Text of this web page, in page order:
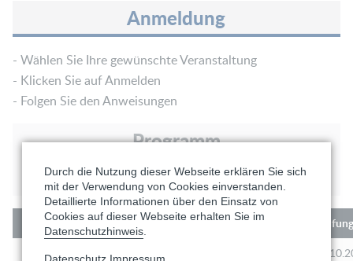
Anmeldung
- Wählen Sie Ihre gewünschte Veranstaltung
- Klicken Sie auf Anmelden
- Folgen Sie den Anweisungen
Programm
Ziele & Zielgruppe
Kurs-Nr. Schulung
Prüfung
RT-FDI-26-369
Durch die Nutzung dieser Webseite erklären Sie sich
mit der Verwendung von Cookies einverstanden.
Detaillierte Informationen über den Einsatz von
Cookies auf dieser Webseite erhalten Sie im
Datenschutzhinweis
Datenschutz Impressum